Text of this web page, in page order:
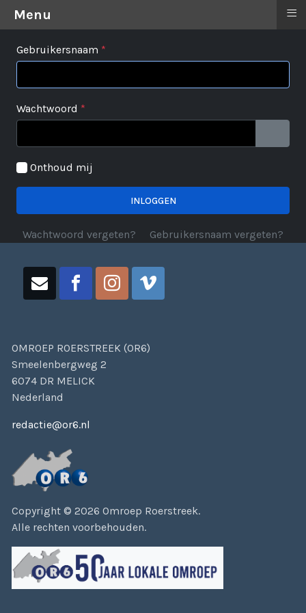
Gebruikersnaam *
Wachtwoord *
Onthoud mij
INLOGGEN
Wachtwoord vergeten? Gebruikersnaam vergeten?
OMROEP ROERSTREEK (OR6)
Smeelenbergweg 2
6074 DR MELICK
Nederland
redactie@or6.nl
Copyright © 2026 Omroep Roerstreek.
Alle rechten voorbehouden.
Menu ≡